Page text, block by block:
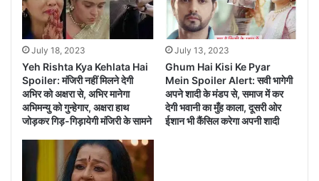
July 18, 2023
Yeh Rishta Kya Kehlata Hai
Spoiler: मंजिरी नहीं मिलने देगी
अभिर को अक्षरा से, अभिर मानेगा
अभिमन्यु को गुन्हेगार, अक्षरा हाथ
जोड़कर गिड़-गिड़ायेगी मंजिरी के सामने
July 13, 2023
Ghum Hai Kisi Ke Pyar
Mein Spoiler Alert: सवी भागेगी
अपने शादी के मंडप से, समाज में कर
देगी भवानी का मुँह काला, दूसरी ओर
ईशान भी कैंसिल करेगा अपनी शादी